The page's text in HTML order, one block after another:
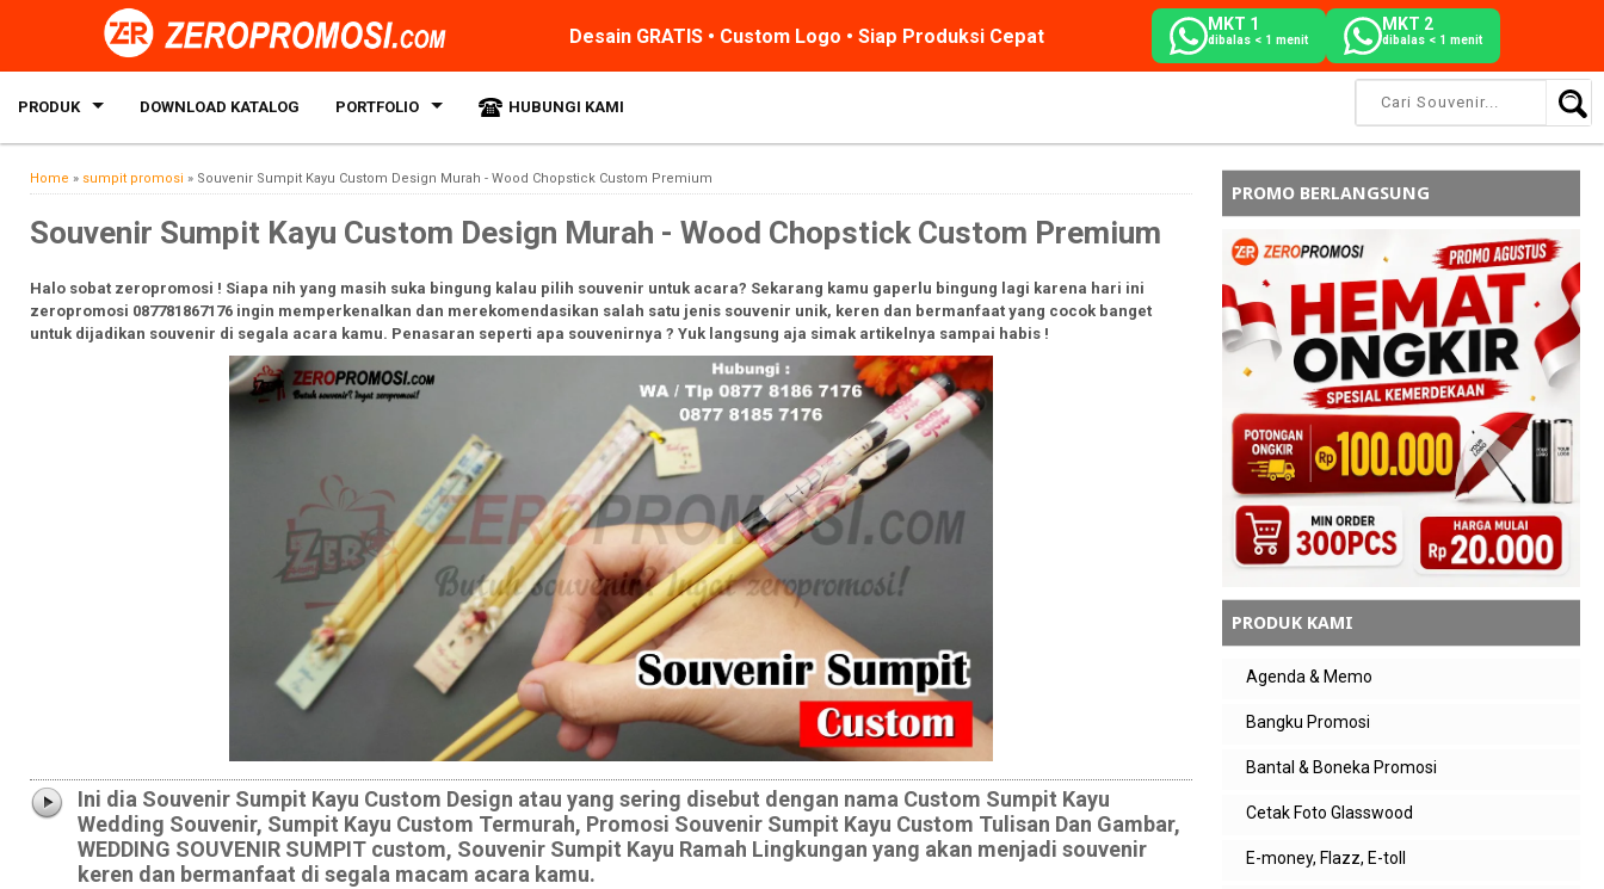
Desain GRATIS • Custom Logo • Siap Produksi Cepat
MKT 1
dibalas < 1 menit
MKT 2
dibalas < 1 menit
PRODUK DOWNLOAD KATALOG PORTFOLIO HUBUNGI KAMI
Home » sumpit promosi » Souvenir Sumpit Kayu Custom Design Murah - Wood Chopstick Custom Premium
Souvenir Sumpit Kayu Custom Design Murah - Wood Chopstick Custom Premium
Halo sobat zeropromosi ! Siapa nih yang masih suka bingung kalau pilih souvenir untuk acara? Sekarang kamu gaperlu bingung lagi karena hari ini
zeropromosi 087781867176 ingin memperkenalkan dan merekomendasikan salah satu jenis souvenir unik, keren dan bermanfaat yang cocok banget
untuk dijadikan souvenir di segala acara kamu. Penasaran seperti apa souvenirnya ? Yuk langsung aja simak artikelnya sampai habis !
Ini dia Souvenir Sumpit Kayu Custom Design atau yang sering disebut dengan nama Custom Sumpit Kayu
Wedding Souvenir, Sumpit Kayu Custom Termurah, Promosi Souvenir Sumpit Kayu Custom Tulisan Dan Gambar,
WEDDING SOUVENIR SUMPIT custom, Souvenir Sumpit Kayu Ramah Lingkungan yang akan menjadi souvenir
keren dan bermanfaat di segala macam acara kamu.
PROMO BERLANGSUNG
PRODUK KAMI
Agenda & Memo
Bangku Promosi
Bantal & Boneka Promosi
Cetak Foto Glasswood
E-money, Flazz, E-toll